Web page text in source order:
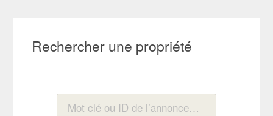
Rechercher une propriété